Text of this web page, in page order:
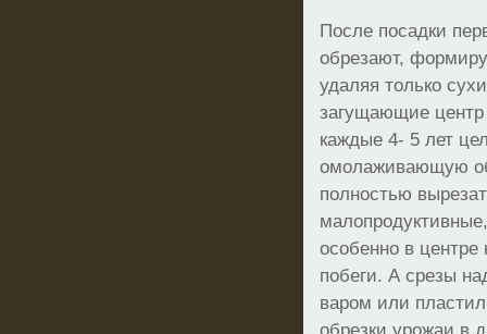
После посадки
обрезают,
удаляя только
загущающие центр
каждые 4- 5 лет
омолаживающую
полностью
особенно в
побеги. А срезы
варом или